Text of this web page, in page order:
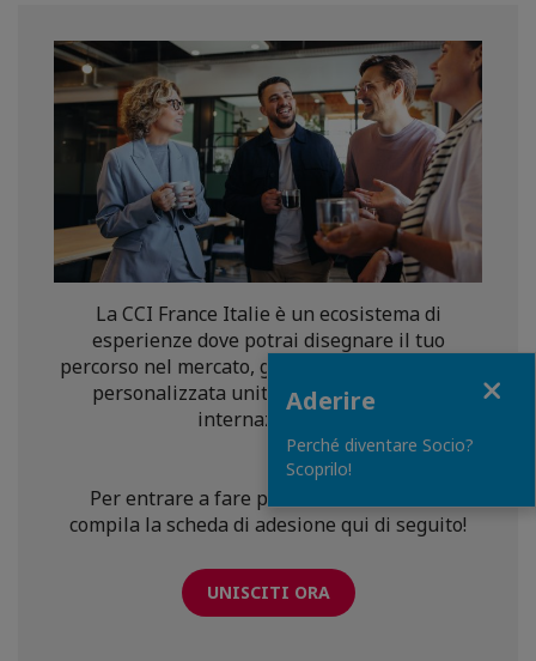
La CCI France Italie è un ecosistema di
esperienze dove potrai disegnare il tuo
percorso nel mercato, grazie a una consulenza
personalizzata unita al nostro network
internazionale.
Per entrare a fare parte della Chambre,
compila la scheda di adesione qui di seguito!
UNISCITI ORA
Aderire
Perché diventare Socio?
Scoprilo!